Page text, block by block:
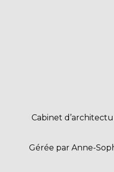
Cabinet
Gérée par Anne-